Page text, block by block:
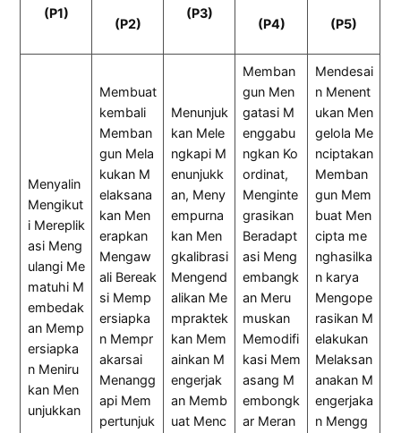
(P1)
(P2)
(P3)
(P4) (P5)
Menyalin
Mengikut
i Mereplik
asi Meng
ulangi Me
matuhi M
embedak
an Memp
ersiapka
n Meniru
kan Men
unjukkan
Membuat
kembali
Memban
gun Mela
kukan M
elaksana
kan Men
erapkan
Mengaw
ali Bereak
si Memp
ersiapka
n Mempr
akarsai
Menangg
api Mem
pertunjuk
Menunjuk
kan Mele
ngkapi M
enunjukk
an, Meny
empurna
kan Men
gkalibrasi
Mengend
alikan Me
mpraktek
kan Mem
ainkan M
engerjak
an Memb
uat Menc
Memban
gun Men
gatasi M
enggabu
ngkan Ko
ordinat,
Menginte
grasikan
Beradapt
asi Meng
embangk
an Meru
muskan
Memodifi
kasi Mem
asang M
embongk
ar Meran
Mendesai
n Menent
ukan Men
gelola Me
nciptakan
Memban
gun Mem
buat Men
cipta me
nghasilka
n karya
Mengope
rasikan M
elakukan
Melaksan
anakan M
engerjaka
n Mengg